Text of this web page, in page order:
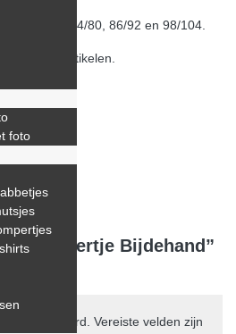
56, 62/68, 74/80, 86/92 en 98/104.
baby artikelen.
“Rompertje Bijdehand”
gepubliceerd. Vereiste velden zijn
foto